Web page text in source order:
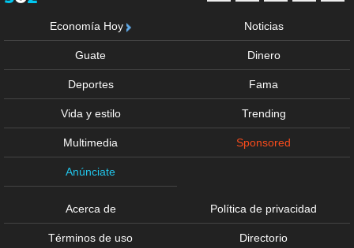
Economía Hoy Noticias
Guate Dinero
Deportes Fama
Vida y estilo Trending
Multimedia Sponsored
Anúnciate
Acerca de Política de privacidad
Términos de uso Directorio